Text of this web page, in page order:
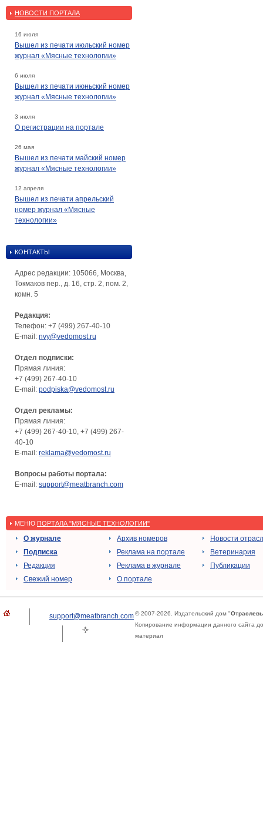
НОВОСТИ ПОРТАЛА
16 июля
Вышел из печати июльский номер
журнал «Мясные технологии»
6 июля
Вышел из печати июньский номер
журнал «Мясные технологии»
3 июля
О регистрации на портале
26 мая
Вышел из печати майский номер
журнал «Мясные технологии»
12 апреля
Вышел из печати апрельский
номер журнал «Мясные
технологии»
КОНТАКТЫ
Адрес редакции: 105066, Москва,
Токмаков пер., д. 16, стр. 2, пом. 2,
комн. 5
Редакция:
Телефон: +7 (499) 267-40-10
E-mail: nvy@vedomost.ru
Отдел подписки:
Прямая линия:
+7 (499) 267-40-10
E-mail: podpiska@vedomost.ru
Отдел рекламы:
Прямая линия:
+7 (499) 267-40-10, +7 (499) 267-
40-10
E-mail: reklama@vedomost.ru
Вопросы работы портала:
E-mail: support@meatbranch.com
МЕНЮ ПОРТАЛА "МЯСНЫЕ ТЕХНОЛОГИИ"
О журнале
Подписка
Редакция
Свежий номер
Архив номеров
Реклама на портале
Реклама в журнале
О портале
Новости
Ветеринария
Публикации
support@meatbranch.com© 2007-2026. Издательский дом "
Копирование информации данного сайта
материал